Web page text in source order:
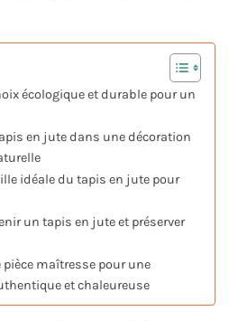
écologique et durable pour un
en jute dans une décoration
idéale du tapis en jute pour
un tapis en jute et préserver
maîtresse pour une
et chaleureuse